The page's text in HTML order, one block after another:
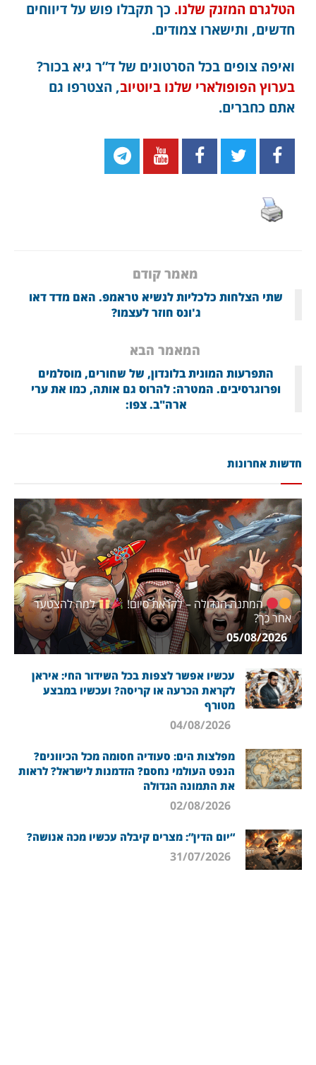
הטלגרם המזנק שלנו. כך תקבלו פוש על דיווחים
חדשים, ותישארו צמודים.
ואיפה צופים בכל הסרטונים של ד”ר גיא בכור?
בערוץ הפופולארי שלנו ביוטיוב, הצטרפו גם
אתם כחברים.
מאמר קודם
שתי הצלחות כלכליות לנשיא טראמפ. האם מדד דאו
ג'ונס חוזר לעצמו?
המאמר הבא
התפרעות המונית בלונדון, של שחורים, מוסלמים
ופרוגרסיבים. המטרה: להרוס גם אותה, כמו את ערי
ארה"ב. צפו:
חדשות אחרונות
המתנה הגדולה – לקראת סיום!
למה להצטער
אחר כך?
05/08/2026
עכשיו אפשר לצפות בכל השידור החי: איראן
לקראת הכרעה או קריסה? ועכשיו במבצע
מטורף
מפלצות הים: סעודיה חסומה מכל הכיוונים?
הנפט העולמי נחסם? הזדמנות לישראל? לראות
את התמונה הגדולה
“יום הדין”: מצרים קיבלה עכשיו מכה אנושה?